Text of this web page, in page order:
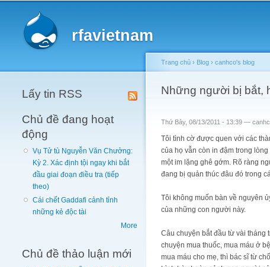
rfavietnam
Lấy tin RSS
Chủ đề đang hoạt
động
Vụ Tử tù Nguyễn Văn Chưởng:
Kỳ 2. Xác định tội ngay khi bắt
đầu giai đoạn điều tra (tiếp
theo)
Cái chết Gaddafi cảnh tỉnh
những kẻ độc tài
More
Chủ đề thảo luận mới
You are here
Trang chủ › Blog › canhco's blog
Những người bị bắt,
Thứ Bảy, 08/13/2011 - 13:39 —
Tôi tình cờ được quen với các
của họ vẫn còn in đậm trong
một im lặng ghê gớm. Rõ ràng
đang bị quản thúc đâu đó trong
Tôi không muốn bàn về nguyên
của những con người này.
Câu chuyện bắt đầu từ vài tháng
chuyện mua thuốc, mua máu ở
mua máu cho mẹ, thì bác sĩ từ